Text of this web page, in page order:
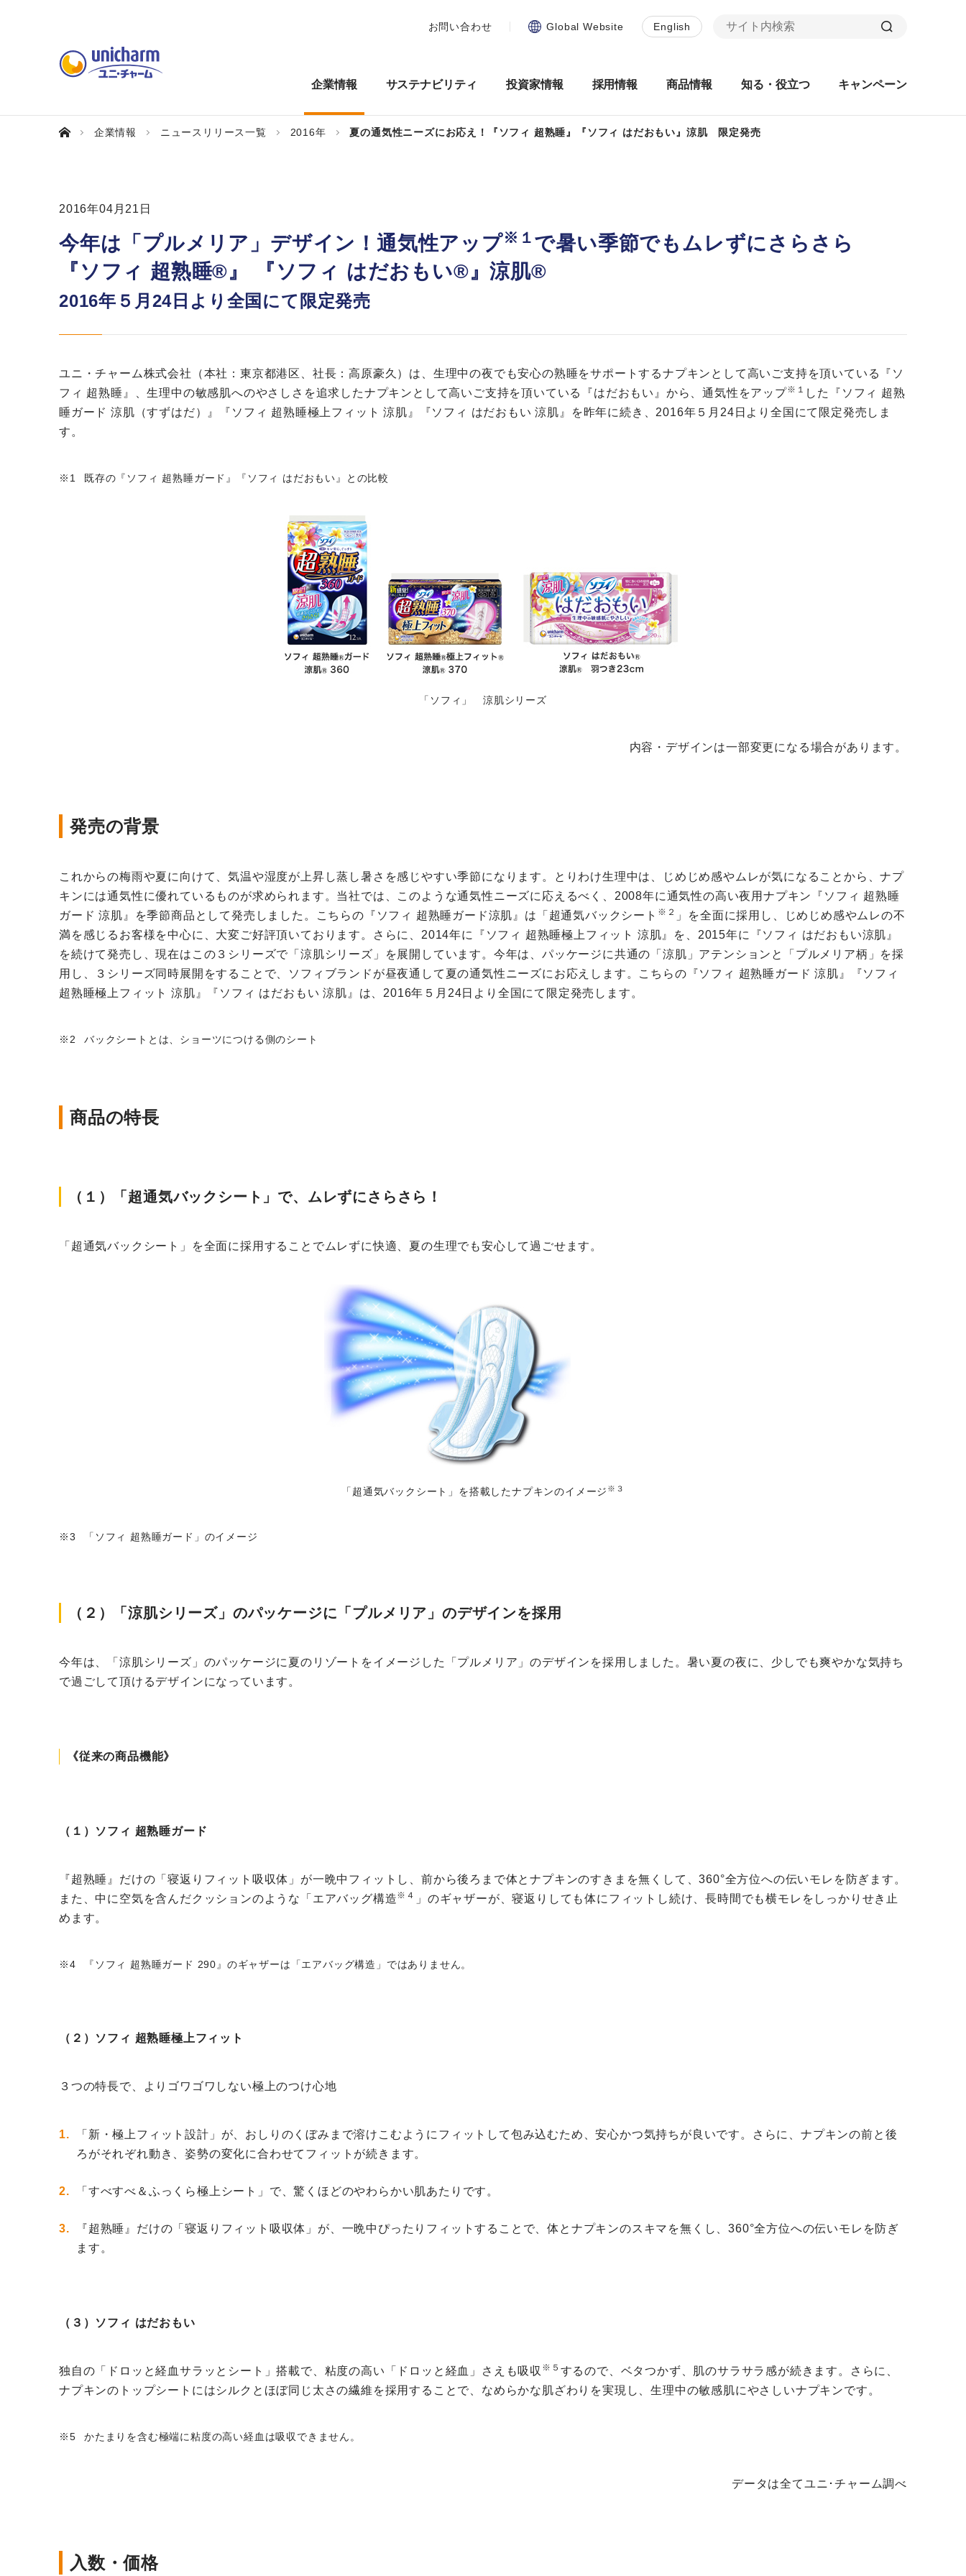
企業情報 サステナビリティ 投資家情報 採用情報 商品情報 知る・役立つ キャンペーン
お問い合わせ Global Website English
企業情報 ニュースリリース一覧 2016年 夏の通気性ニーズにお応え！『ソフィ 超熟睡』『ソフィ はだおもい』涼肌 限定発売
2016年04月21日
今年は「プルメリア」デザイン！通気性アップ※１ で暑い季節でもムレずにさらさら
『ソフィ 超熟睡®』 『ソフィ はだおもい®』涼肌®
2016年５月24日より全国にて限定発売
ユニ・チャーム株式会社（本社：東京都港区、社長：高原豪久）は、生理中の夜でも安心の熟睡をサポートするナプキンとして高いご支持を頂いている『ソ
フィ 超熟睡』、生理中の敏感肌へのやさしさを追求したナプキンとして高いご支持を頂いている『はだおもい』から、通気性をアップ※１ した『ソフィ 超熟
睡ガード 涼肌（すずはだ）』『ソフィ 超熟睡極上フィット 涼肌』『ソフィ はだおもい 涼肌』を昨年に続き、2016年５月24日より全国にて限定発売しま
す。
既存の『ソフィ 超熟睡ガード』『ソフィ はだおもい』との比較
「ソフィ」 涼肌シリーズ
内容・デザインは一部変更になる場合があります。
発売の背景
これからの梅雨や夏に向けて、気温や湿度が上昇し蒸し暑さを感じやすい季節になります。とりわけ生理中は、じめじめ感やムレが気になることから、ナプ
キンには通気性に優れているものが求められます。当社では、このような通気性ニーズに応えるべく、2008年に通気性の高い夜用ナプキン『ソフィ 超熟睡
ガード 涼肌』を季節商品として発売しました。こちらの『ソフィ 超熟睡ガード涼肌』は「超通気バックシート ※２ 」を全面に採用し、じめじめ感やムレの不
満を感じるお客様を中心に、大変ご好評頂いております。さらに、2014年に『ソフィ 超熟睡極上フィット 涼肌』を、2015年に『ソフィ はだおもい涼肌』
を続けて発売し、現在はこの３シリーズで「涼肌シリーズ」を展開しています。今年は、パッケージに共通の「涼肌」アテンションと「プルメリア柄」を採
用し、３シリーズ同時展開をすることで、ソフィブランドが昼夜通して夏の通気性ニーズにお応えします。こちらの『ソフィ 超熟睡ガード 涼肌』『ソフィ
超熟睡極上フィット 涼肌』『ソフィ はだおもい 涼肌』は、2016年５月24日より全国にて限定発売します。
バックシートとは、ショーツにつける側のシート
商品の特長
（１）「超通気バックシート」で、ムレずにさらさら！
「超通気バックシート」を全面に採用することでムレずに快適、夏の生理でも安心して過ごせます。
「超通気バックシート」を搭載したナプキンのイメージ ※３
「ソフィ 超熟睡ガード」のイメージ
（２）「涼肌シリーズ」のパッケージに「プルメリア」のデザインを採用
今年は、「涼肌シリーズ」のパッケージに夏のリゾートをイメージした「プルメリア」のデザインを採用しました。暑い夏の夜に、少しでも爽やかな気持ち
で過ごして頂けるデザインになっています。
《従来の商品機能》
（１）ソフィ 超熟睡ガード
『超熟睡』だけの「寝返りフィット吸収体」が一晩中フィットし、前から後ろまで体とナプキンのすきまを無くして、360°全方位への伝いモレを防ぎます。
また、中に空気を含んだクッションのような「エアバッグ構造※４ 」のギャザーが、寝返りしても体にフィットし続け、長時間でも横モレをしっかりせき止
めます。
『ソフィ 超熟睡ガード 290』のギャザーは「エアバッグ構造」ではありません。
（２）ソフィ 超熟睡極上フィット
３つの特長で、よりゴワゴワしない極上のつけ心地
「新・極上フィット設計」が、おしりのくぼみまで溶けこむようにフィットして包み込むため、安心かつ気持ちが良いです。さらに、ナプキンの前と後
ろがそれぞれ動き、姿勢の変化に合わせてフィットが続きます。
「すべすべ＆ふっくら極上シート」で、驚くほどのやわらかい肌あたりです。
『超熟睡』だけの「寝返りフィット吸収体」が、一晩中ぴったりフィットすることで、体とナプキンのスキマを無くし、360°全方位への伝いモレを防ぎ
ます。
（３）ソフィ はだおもい
独自の「ドロッと経血サラッとシート」搭載で、粘度の高い「ドロッと経血」さえも吸収 ※５ するので、ベタつかず、肌のサラサラ感が続きます。さらに、
ナプキンのトップシートにはシルクとほぼ同じ太さの繊維を採用することで、なめらかな肌ざわりを実現し、生理中の敏感肌にやさしいナプキンです。
かたまりを含む極端に粘度の高い経血は吸収できません。
データは全てユニ･チャーム調べ
入数・価格